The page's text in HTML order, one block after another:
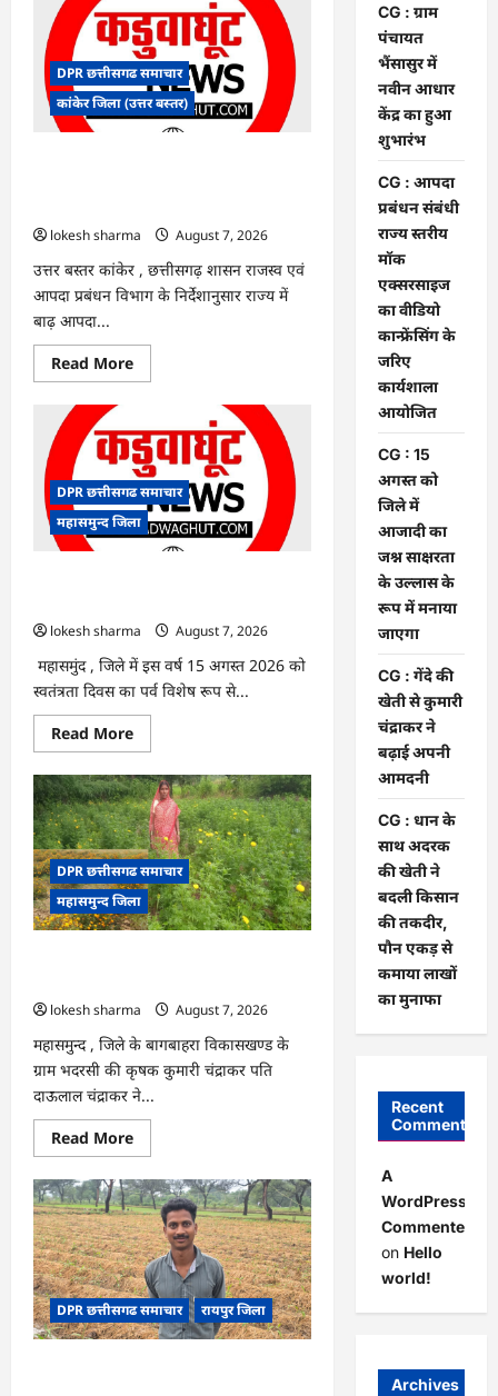
ग्राम
पंचायत
भैंसासुर
में
नवीन
आधार
केंद्र
DPR छत्तीसगढ समाचार
कांकेर जिला (उत्तर बस्तर)
lokesh sharma
August 7, 2026
उत्तर बस्तर कांकेर , छत्तीसगढ़ शासन राजस्व एवं
आपदा प्रबंधन विभाग के निर्देशानुसार राज्य में
बाढ़ आपदा...
Read MoreRead
more
आपदा
प्रबंधन
संबंधी
राज्य
स्तरीय
मॉक
एक्सरसाइज
कार्यशाला
आयोजित
DPR छत्तीसगढ समाचार
महासमुन्द जिला
lokesh sharma
August 7, 2026
महासमुंद , जिले में इस वर्ष 15 अगस्त 2026 को
स्वतंत्रता दिवस का पर्व विशेष रूप से...
Read MoreRead
more
CG
:
15
अगस्त
को
जिले
में
आजादी
का
जश्न
साक्षरता
में
जाएगा
DPR छत्तीसगढ समाचार
महासमुन्द जिला
lokesh sharma
August 7, 2026
महासमुन्द , जिले के बागबाहरा विकासखण्ड के
ग्राम भदरसी की कृषक कुमारी चंद्राकर पति
दाऊलाल चंद्राकर ने...
Read MoreRead
more
CG
:
गेंदे
की
खेती
से
कुमारी
चंद्राकर
ने
बढ़ाई
अपनी
DPR छत्तीसगढ समाचार रायपुर जिला
CG : ग्राम
पंचायत
भैंसासुर में
नवीन आधार
केंद्र का हुआ
शुभारंभ
CG : आपदा
प्रबंधन संबंधी
राज्य स्तरीय
मॉक
एक्सरसाइज
का वीडियो
कान्फ्रेंसिंग के
जरिए
कार्यशाला
आयोजित
CG : 15
अगस्त को
जिले में
आजादी का
जश्न साक्षरता
के उल्लास के
रूप में मनाया
जाएगा
CG : गेंदे की
खेती से कुमारी
चंद्राकर ने
बढ़ाई अपनी
आमदनी
CG : धान के
साथ अदरक
की खेती ने
बदली किसान
की तकदीर,
पौन एकड़ से
कमाया लाखों
का मुनाफा
Recent
Comments
A
WordPress
Commenter
on Hello
world!
Archives